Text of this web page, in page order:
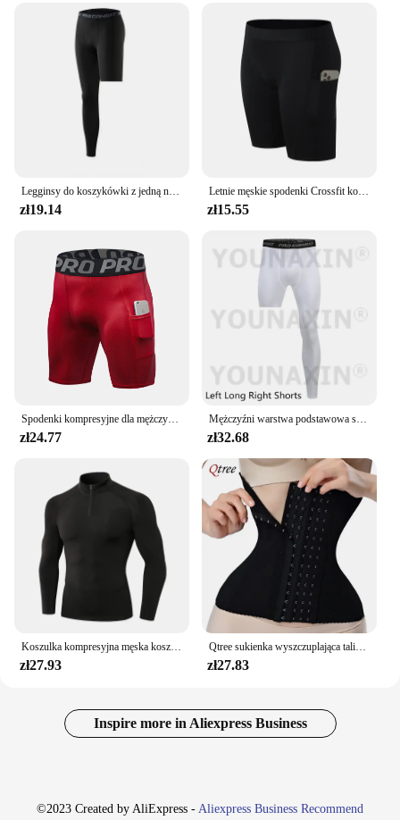
Legginsy do koszykówki z jedną nogawką Męskie spodnie kompresyjne Legginsy do koszykówki Długie spodnie Trening sportowy Rajstopy do biegania Spodnie do fitnessu
zł19.14
Letnie męskie spodenki Crossfit kompresyjne spodenki gimnastyczne do biegania szybkoschnące spodenki do koszykówki Fitness męskie rajstopy treningowe odzież gimnastyczna
zł15.55
Spodenki kompresyjne dla mężczyzn z kieszeniami Spodenki ze spandeksu Męskie sportowe krótkie spodenki kompresyjne Bielizna treningowa Męskie sportowe spodenki do biegania
zł24.77
Mężczyźni warstwa podstawowa spodnie do ćwiczeń kompresja bieganie mocno Sport przycięte jedna noga legginsy koszykówka piłka nożna spodnie sportowe do jogi
zł32.68
zł27.93
Qtree sukienka wyszczuplająca talia trener pas bielizna modelująca kobiety wyszczuplający brzuch urządzenie do modelowania sylwetki pas kompresyjny tłuszczu pasy mocny gorset z haczykiem
zł27.83
Inspire more in Aliexpress Business
©2023 Created by AliExpress - Aliexpress Business Recommend